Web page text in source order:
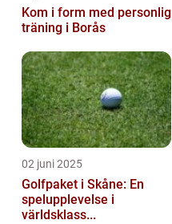
Kom i form med personlig
träning i Borås
02 juni 2025
Golfpaket i Skåne: En
spelupplevelse i
världsklass...